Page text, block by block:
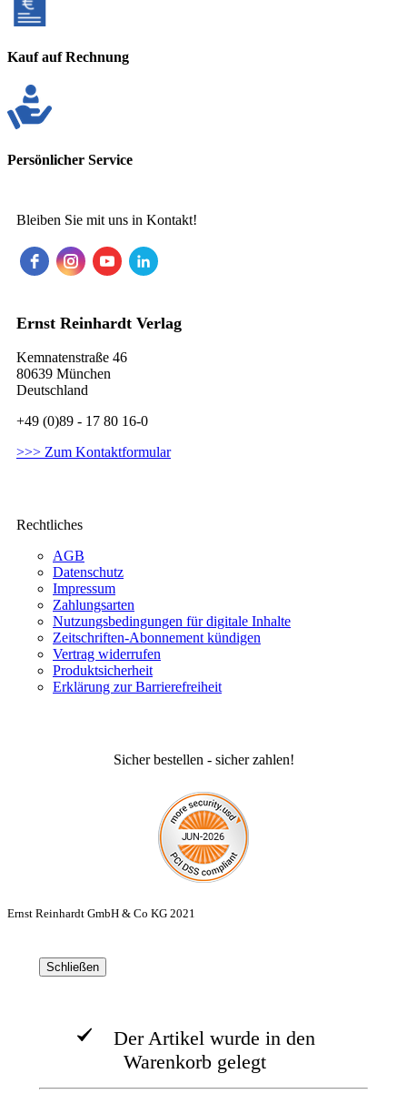
Kauf auf Rechnung
Persönlicher Service
Bleiben Sie mit uns in Kontakt!
Ernst Reinhardt Verlag
Kemnatenstraße 46
80639 München
Deutschland
+49 (0)89 - 17 80 16-0
>>> Zum Kontaktformular
Rechtliches
AGB
Datenschutz
Impressum
Zahlungsarten
Nutzungsbedingungen für digitale Inhalte
Zeitschriften-Abonnement kündigen
Vertrag widerrufen
Produktsicherheit
Erklärung zur Barrierefreiheit
Sicher bestellen - sicher zahlen!
Ernst Reinhardt GmbH & Co KG 2021
Schließen
Der Artikel wurde in den
Warenkorb gelegt